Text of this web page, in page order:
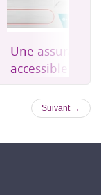
Une
accessible à
Suivant →